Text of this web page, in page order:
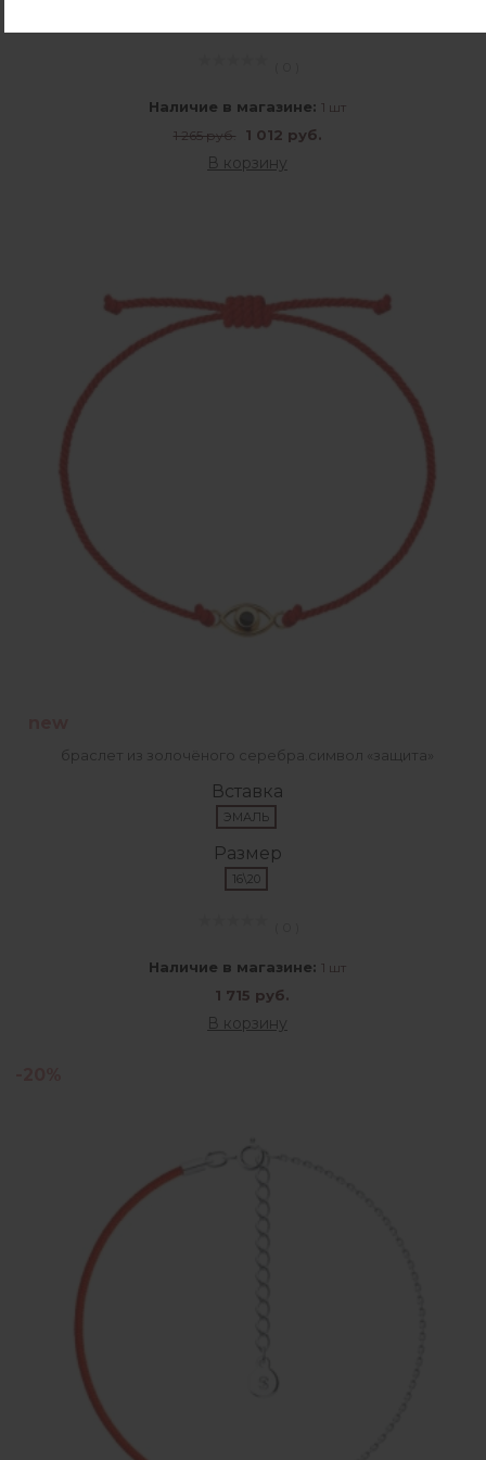
Наличие в магазине: 1 шт
1 265 руб.
1 012 руб.
В корзину
браслет из золочёного серебра.символ «защита»
Вставка
ЭМАЛЬ
Размер
16\20
Наличие в магазине: 1 шт
1 715 руб.
В корзину